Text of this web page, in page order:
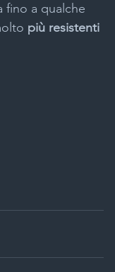
fino a qualche
più resistenti